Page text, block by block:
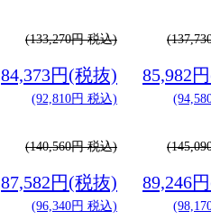
(133,270円 税込)
84,373円(税抜)
(92,810円 税込)
85,982
(140,560円 税込)
87,582円(税抜)
(96,340円 税込)
89,246